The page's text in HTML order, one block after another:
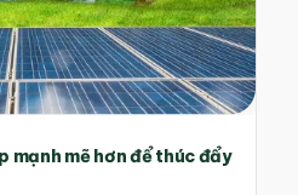
mạnh mẽ hơn để thúc đẩy